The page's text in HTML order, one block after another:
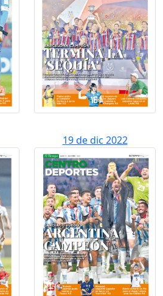
19 de dic 2022